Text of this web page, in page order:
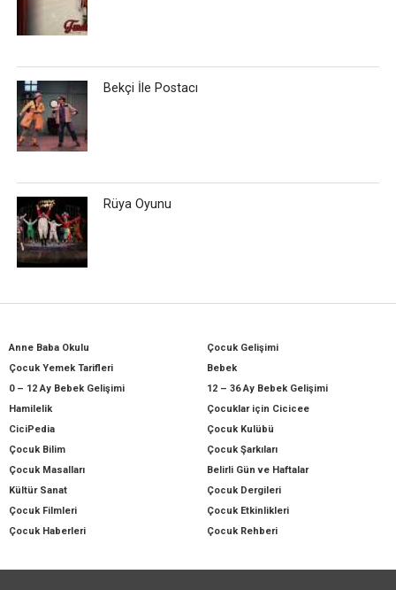
Bekçi İle Postacı
Rüya Oyunu
Anne Baba Okulu
Çocuk Gelişimi
Çocuk Yemek Tarifleri
Bebek
0 – 12 Ay Bebek Gelişimi
12 – 36 Ay Bebek Gelişimi
Hamilelik
Çocuklar için Cicicee
CiciPedia
Çocuk Kulübü
Çocuk Bilim
Çocuk Şarkıları
Çocuk Masalları
Belirli Gün ve Haftalar
Kültür Sanat
Çocuk Dergileri
Çocuk Filmleri
Çocuk Etkinlikleri
Çocuk Haberleri
Çocuk Rehberi